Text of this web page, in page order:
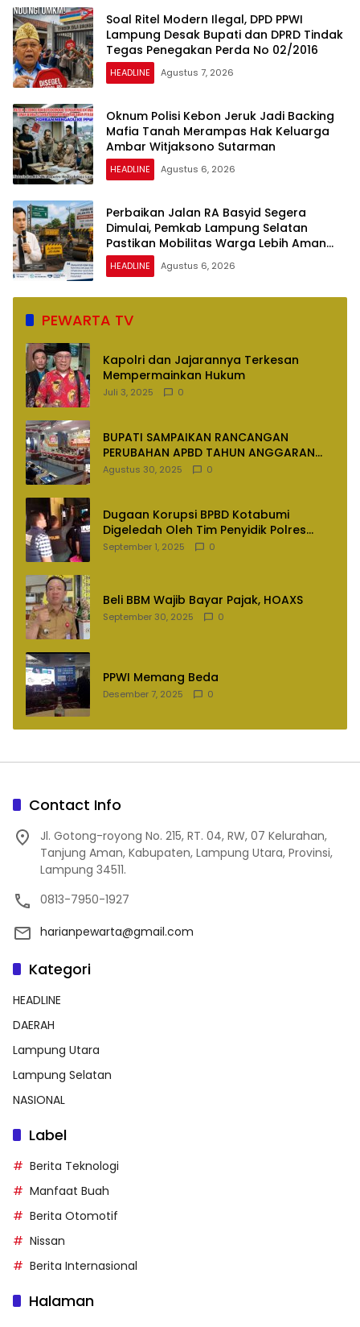
Soal Ritel Modern Ilegal, DPD PPWI
Lampung Desak Bupati dan DPRD Tindak
Tegas Penegakan Perda No 02/2016
HEADLINE Agustus 7, 2026
Oknum Polisi Kebon Jeruk Jadi Backing
Mafia Tanah Merampas Hak Keluarga
Ambar Witjaksono Sutarman
HEADLINE Agustus 6, 2026
Perbaikan Jalan RA Basyid Segera
Dimulai, Pemkab Lampung Selatan
Pastikan Mobilitas Warga Lebih Aman
dan Nyaman
HEADLINE Agustus 6, 2026
PEWARTA TV
Kapolri dan Jajarannya Terkesan
Mempermainkan Hukum
Juli 3, 2025 0
BUPATI SAMPAIKAN RANCANGAN
PERUBAHAN APBD TAHUN ANGGARAN
2025
Agustus 30, 2025 0
Dugaan Korupsi BPBD Kotabumi
Digeledah Oleh Tim Penyidik Polres
Lampung Utara
September 1, 2025 0
Beli BBM Wajib Bayar Pajak, HOAXS
September 30, 2025 0
PPWI Memang Beda
Desember 7, 2025 0
Contact Info
Jl. Gotong-royong No. 215, RT. 04, RW, 07 Kelurahan,
Tanjung Aman, Kabupaten, Lampung Utara, Provinsi,
Lampung 34511.
0813-7950-1927
harianpewarta@gmail.com
Kategori
HEADLINE
DAERAH
Lampung Utara
Lampung Selatan
NASIONAL
Label
Berita Teknologi
Manfaat Buah
Berita Otomotif
Nissan
Berita Internasional
Halaman